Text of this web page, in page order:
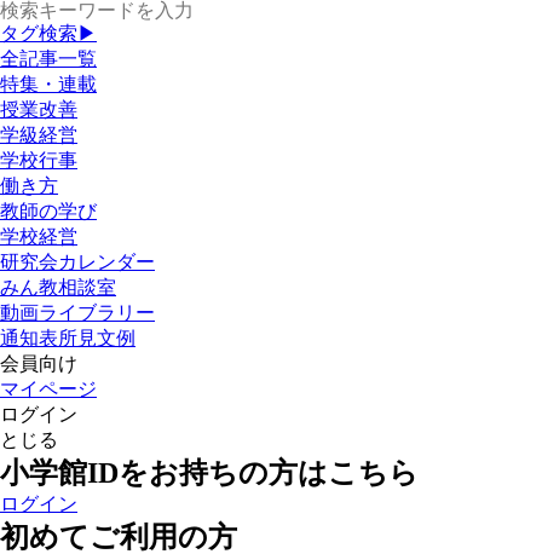
タグ検索▶
全記事一覧
特集・連載
授業改善
学級経営
学校行事
働き方
教師の学び
学校経営
研究会カレンダー
みん教相談室
動画ライブラリー
通知表所見文例
会員向け
マイページ
ログイン
とじる
小学館IDをお持ちの方はこちら
ログイン
初めてご利用の方